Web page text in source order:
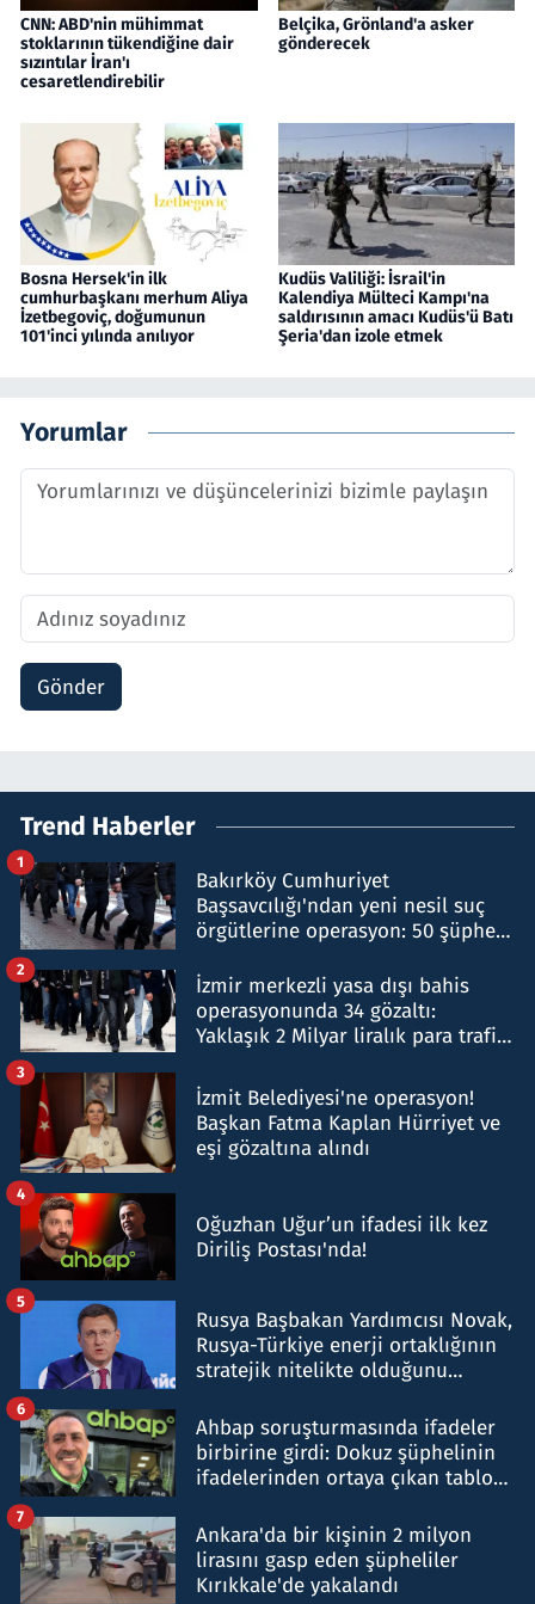
CNN: ABD'nin mühimmat
stoklarının tükendiğine dair
sızıntılar İran'ı
cesaretlendirebilir
Belçika, Grönland'a asker
gönderecek
Bosna Hersek'in ilk
cumhurbaşkanı merhum Aliya
İzetbegoviç, doğumunun
101'inci yılında anılıyor
Kudüs Valiliği: İsrail'in
Kalendiya Mülteci Kampı'na
saldırısının amacı Kudüs'ü Batı
Şeria'dan izole etmek
Yorumlar
Gönder
Trend Haberler
Bakırköy Cumhuriyet
Başsavcılığı'ndan yeni nesil suç
örgütlerine operasyon: 50 şüpheli
1
İzmir merkezli yasa dışı bahis
operasyonunda 34 gözaltı:
Yaklaşık 2 Milyar liralık para trafiği
2
İzmit Belediyesi'ne operasyon!
Başkan Fatma Kaplan Hürriyet ve
eşi gözaltına alındı
3
Oğuzhan Uğur’un ifadesi ilk kez
Diriliş Postası'nda!
4
Rusya Başbakan Yardımcısı Novak,
Rusya-Türkiye enerji ortaklığının
stratejik nitelikte olduğunu
5
Ahbap soruşturmasında ifadeler
birbirine girdi: Dokuz şüphelinin
ifadelerinden ortaya çıkan tablo
6
Ankara'da bir kişinin 2 milyon
lirasını gasp eden şüpheliler
Kırıkkale'de yakalandı
7